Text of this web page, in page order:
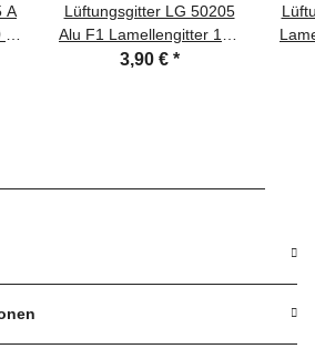
A
Lüftungsgitter LG 50205
Alu F1 Lamellengitter 130
x 90 mm Zuluft Abluftgitter
3,90 € *